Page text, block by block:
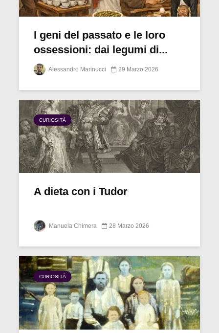
I geni del passato e le loro
ossessioni: dai legumi di...
Alessandro Marinucci 29 Marzo 2026
CURIOSITÀ
A dieta con i Tudor
Manuela Chimera 28 Marzo 2026
CURIOSITÀ